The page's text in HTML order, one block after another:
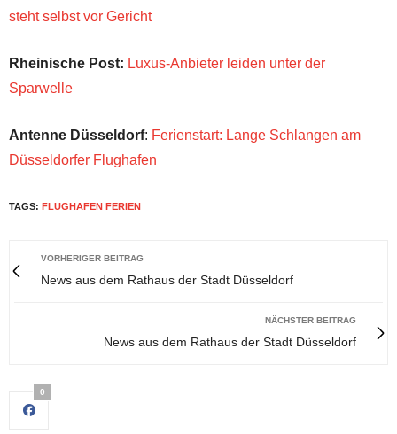
steht selbst vor Gericht
Rheinische Post: Luxus-Anbieter leiden unter der
Sparwelle
Antenne Düsseldorf: Ferienstart: Lange Schlangen am
Düsseldorfer Flughafen
TAGS: FLUGHAFEN FERIEN
VORHERIGER BEITRAG
News aus dem Rathaus der Stadt Düsseldorf
NÄCHSTER BEITRAG
News aus dem Rathaus der Stadt Düsseldorf
0